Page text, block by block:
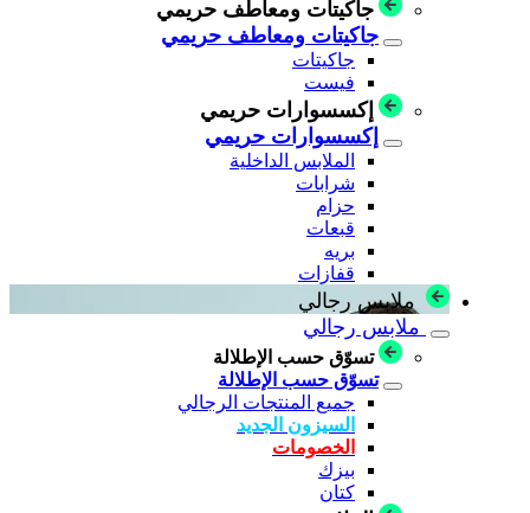
جاكيتات ومعاطف حريمي
جاكيتات ومعاطف حريمي
جاكيتات
فيست
إكسسوارات حريمي
إكسسوارات حريمي
الملابس الداخلية
شرابات
حزام
قبعات
بريه
قفازات
ملابس رجالي
ملابس رجالي
تسوّق حسب الإطلالة
تسوّق حسب الإطلالة
جميع المنتجات الرجالي
السيزون الجديد
الخصومات
بيزك
كتان